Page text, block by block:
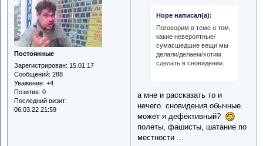
Постоянные
Зарегистрирован: 15.01.17
Сообщений: 288
Уважение: +4
Позитив: 0
Последний визит:
06.03.22 21:59
Hope написал(а):
Поговорим в теме о том,
какие невероятные/
сумасшедшие вещи мы
делали/делаем/хотим
сделать в сновидении.
а мне и рассказать то и
нечего. сновидения обычные.
может я дефективный?
полеты, фашисты, шатание по
местности ...